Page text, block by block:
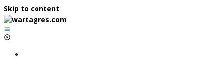
Skip to content